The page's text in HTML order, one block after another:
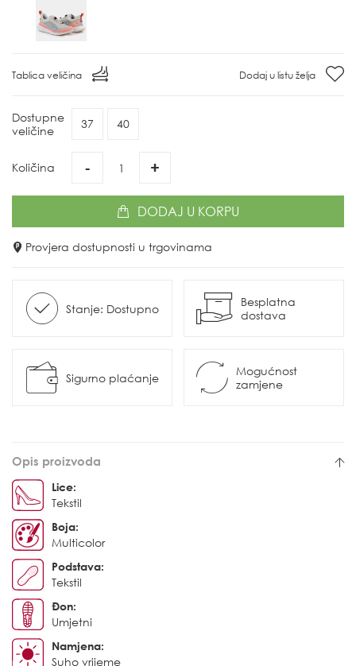
Tablica veličina Dodaj u listu želja
Dostupne
veličine
37 40
Količina - +
DODAJ U KORPU
Provjera dostupnosti u trgovinama
Stanje: Dostupno
Besplatna
dostava
Sigurno plaćanje
Mogućnost
zamjene
Opis proizvoda
Lice:
Tekstil
Boja:
Multicolor
Podstava:
Tekstil
Đon:
Umjetni
Namjena:
Suho vrijeme